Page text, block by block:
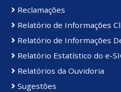
Reclamações
Relatório de Informações
Relatório de Informações
Relatório Estatístico do e-
Relatórios da Ouvidoria
Sugestões